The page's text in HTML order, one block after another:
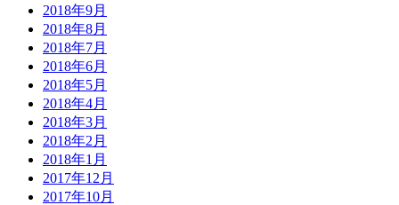
2018年9月
2018年8月
2018年7月
2018年6月
2018年5月
2018年4月
2018年3月
2018年2月
2018年1月
2017年12月
2017年10月